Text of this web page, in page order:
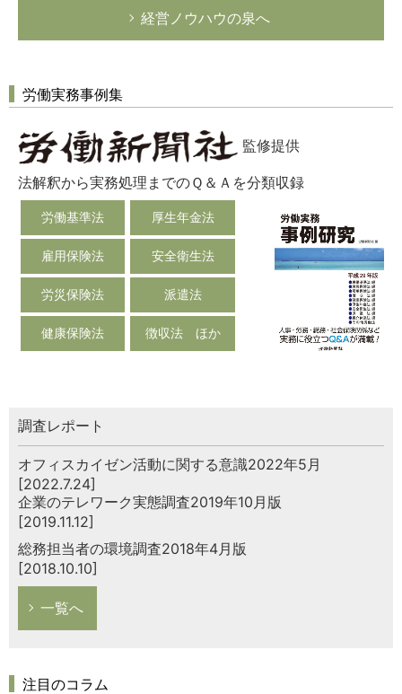
経営ノウハウの泉へ
労働実務事例集
監修提供
法解釈から実務処理までのＱ＆Ａを分類収録
労働基準法 厚生年金法
雇用保険法 安全衛生法
労災保険法 派遣法
健康保険法 徴収法 ほか
調査レポート
オフィスカイゼン活動に関する意識2022年5月
[2022.7.24]
企業のテレワーク実態調査2019年10月版
[2019.11.12]
総務担当者の環境調査2018年4月版
[2018.10.10]
一覧へ
注目のコラム